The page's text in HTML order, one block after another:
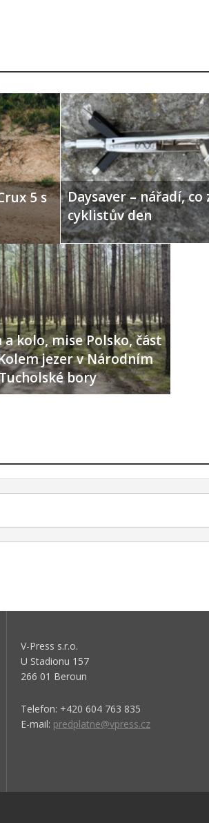
5 s
Daysaver – nářadí, co
cyklistův den
a kolo, mise Polsko, část
jezer v Národním
bory
V-Press s.r.o.
U Stadionu 157
266 01 Beroun
Telefon: +420 604 763 835
E-mail: predplatne@vpress.cz